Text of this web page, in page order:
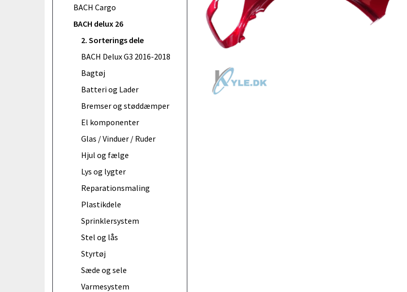
BACH Cargo
BACH delux 26
2. Sorterings dele
BACH Delux G3 2016-2018
Bagtøj
Batteri og Lader
Bremser og støddæmper
El komponenter
Glas / Vinduer / Ruder
Hjul og fælge
Lys og lygter
Reparationsmaling
Plastikdele
Sprinklersystem
Stel og lås
Styrtøj
Sæde og sele
Varmesystem